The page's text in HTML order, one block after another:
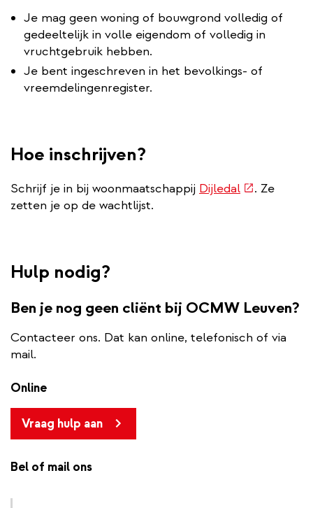
Je mag geen woning of bouwgrond volledig of
gedeeltelijk in volle eigendom of volledig in
vruchtgebruik hebben.
Je bent ingeschreven in het bevolkings- of
vreemdelingenregister.
Hoe inschrijven?
Schrijf je in bij woonmaatschappij Dijledal(externe
. Ze
zetten je op de wachtlijst.
Hulp nodig?
Ben je nog geen cliënt bij OCMW Leuven?
Contacteer ons. Dat kan online, telefonisch of via
mail.
Online
Vraag hulp aan
Bel of mail ons